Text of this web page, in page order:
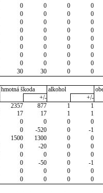
0 0 0 0
0 0 0 0
0 0 0 0
0 0 0 0
0 0 0 0
0 0 0 0
0 0 0 0
0 0 0 0
30 30 0 0
hmotná škoda alkohol
+/- +/-
2357 877 1 1
17 17 1 1
0 0 0 0
0 -520 0 -1
1500 1300 0 0
0 -20 0 0
0 0 0 0
0 -50 0 -1
0 0 0 0
0 0 0 0